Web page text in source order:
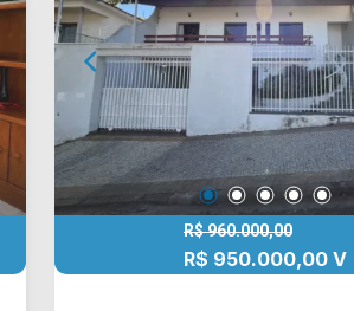
R$ 960.000,00
R$ 950.000,00 V